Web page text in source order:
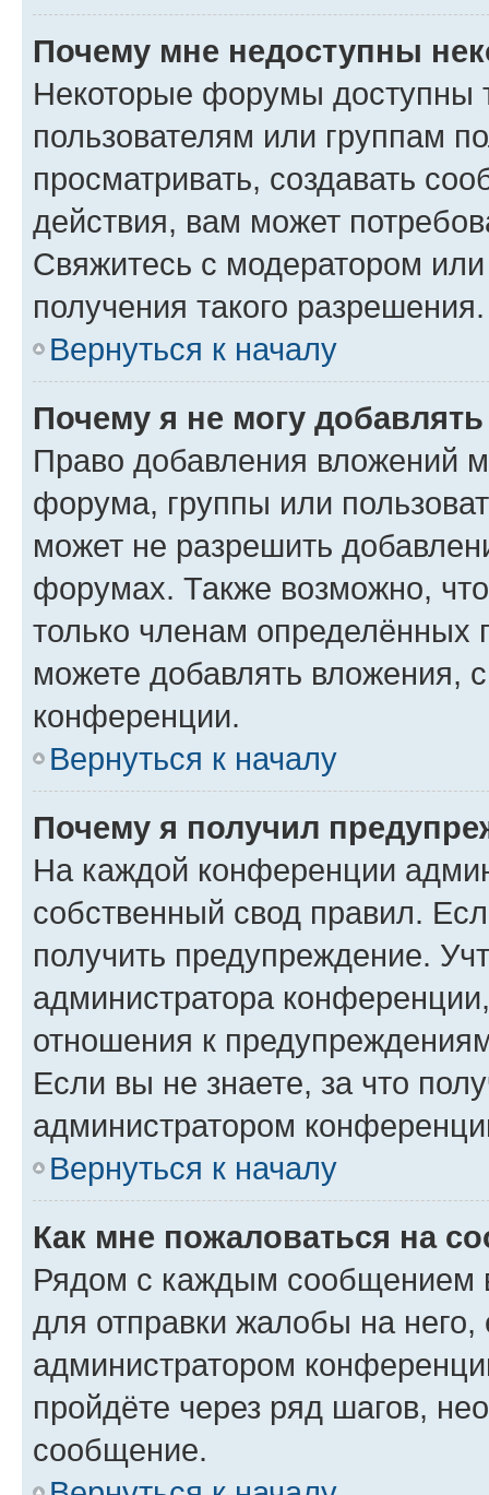
Почему мне недоступны
Некоторые форумы доступны
пользователям или группам
просматривать, создавать
действия, вам может
Свяжитесь с модератором
получения такого разрешения.
Вернуться к началу
Почему я не могу
Право добавления вложений
форума, группы или
может не разрешить
форумах. Также возможно,
только членам определённых
можете добавлять вложения,
конференции.
Вернуться к началу
Почему я получил
На каждой конференции
собственный свод правил.
получить предупреждение.
администратора
отношения к
Если вы не знаете, за что
администратором
Вернуться к началу
Как мне пожаловаться на
Рядом с каждым сообщением
для отправки жалобы на
администратором
пройдёте через ряд шагов,
сообщение.